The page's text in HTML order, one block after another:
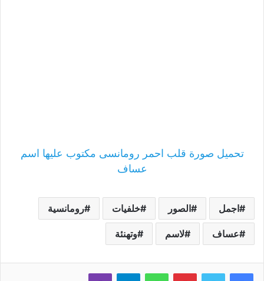
تحميل صورة قلب احمر رومانسى مكتوب عليها اسم
عساف
اجمل الصور خلفيات رومانسية
عساف لاسم وتهنئة
فيسبوك تويتر بينتيريستواتساب تيلقرام ڤايبر